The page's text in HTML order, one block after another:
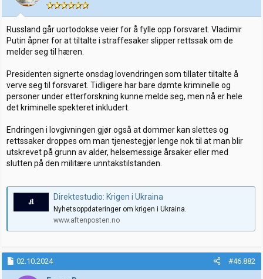
Russland går uortodokse veier for å fylle opp forsvaret. Vladimir
Putin åpner for at tiltalte i straffesaker slipper rettssak om de
melder seg til hæren.
Presidenten signerte onsdag lovendringen som tillater tiltalte å
verve seg til forsvaret. Tidligere har bare dømte kriminelle og
personer under etterforskning kunne melde seg, men nå er hele
det kriminelle spekteret inkludert.
Endringen i lovgivningen gjør også at dommer kan slettes og
rettssaker droppes om man tjenestegjør lenge nok til at man blir
utskrevet på grunn av alder, helsemessige årsaker eller med
slutten på den militære unntakstilstanden.
Direktestudio: Krigen i Ukraina
Nyhetsoppdateringer om krigen i Ukraina.
www.aftenposten.no
02.10.2024 #46.882